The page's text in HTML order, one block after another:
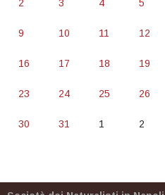
2 3 4 5
9 10 11 12
16 17 18 19
23 24 25 26
30 31 1 2